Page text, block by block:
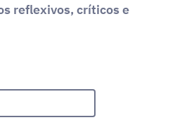
reflexivos, críticos e